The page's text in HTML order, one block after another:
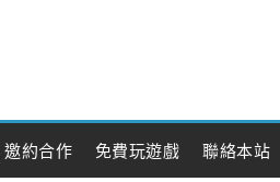
邀約合作 免費玩遊戲 聯絡本站